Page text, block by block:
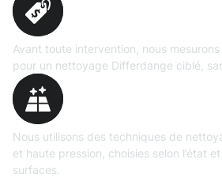
Avant toute intervention, nous
pour un nettoyage Differdange ciblé,
Nous utilisons des techniques de
et haute pression, choisies selon l’état
surfaces.